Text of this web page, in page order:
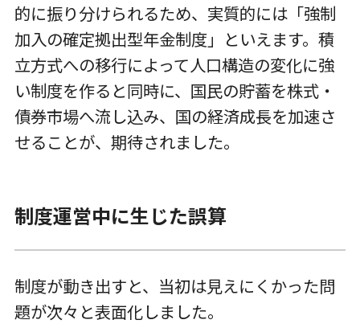
的に振り分けられるため、実質的には「強制
加入の確定拠出型年金制度」といえます。積
立方式への移行によって人口構造の変化に強
い制度を作ると同時に、国民の貯蓄を株式・
債券市場へ流し込み、国の経済成長を加速さ
せることが、期待されました。
制度運営中に生じた誤算
制度が動き出すと、当初は見えにくかった問
題が次々と表面化しました。